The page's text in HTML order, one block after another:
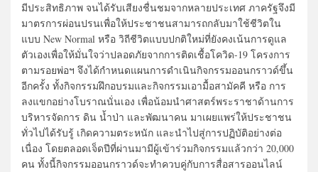
มีประสิทธิภาพ จนได้รับเสียงชื่นชมจากหลายประเทศ ภาครัฐจึงมี
มาตรการผ่อนปรนเพื่อให้ประชาชนสามารถกลับมาใช้ชีวิตใน
แบบ New Normal หรือ วิถีชีวิตแบบปกติใหม่ที่ยังคงเน้นการดูแล
ตัวเองเพื่อให้มั่นใจว่าปลอดภัยจากการติดเชื้อโควิด-19 โครงการ
ตามรอยพ่อฯ จึงได้กำหนดแผนการดำเนินกิจกรรมออนกราวด์ขึ้น
อีกครั้ง ทั้งกิจกรรมฝึกอบรมและกิจกรรมเอามื้อสามัคคี หรือ การ
ลงแขกอย่างโบราณนั่นเอง เพื่อน้อมนำศาสตร์พระราชาด้านการ
บริหารจัดการ ดิน น้ำป่า และพัฒนาคน มาเผยแพร่ให้ประชาชน
ทั่วไปได้รับรู้ เกิดความตระหนัก และนำไปสู่การปฏิบัติอย่างต่อ
เนื่อง โดยตลอดเจ็ดปีที่ผ่านมามีผู้เข้าร่วมกิจกรรมแล้วกว่า 20,000
คน ทั้งนี้กิจกรรมออนกราวด์จะทำควบคู่กับการสื่อสารออนไลน์